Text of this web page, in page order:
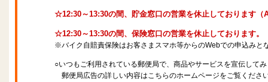
☆12:30～13:30の間、貯金窓口の営業を休止しております（
☆12:30～13:30の間、保険窓口の営業を休止しております。
※バイク自賠責保険はお客さまスマホ等からのWebでの申込みと
○いつもご利用されている郵便局で、商品やサービスを宣伝して
郵便局広告の詳しい内容はこちらのホームページをご覧くださ